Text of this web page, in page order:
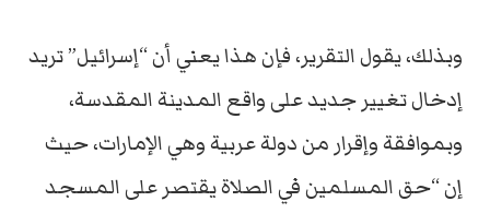
وبذلك، يقول التقرير، فإن هذا يعني أن “إسرائيل” تريد
إدخال تغيير جديد على واقع المدينة المقدسة،
وبموافقة وإقرار من دولة عربية وهي الإمارات، حيث
إن “حق المسلمين في الصلاة يقتصر على المسجد